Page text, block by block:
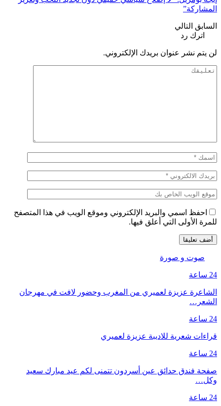
المشاركة”
السابق التالي
اترك رد
لن يتم نشر عنوان بريدك الإلكتروني.
احفظ اسمي والبريد الإلكتروني وموقع الويب في هذا المتصفح
للمرة الأولى التي أعلق فيها.
صوت و صورة
24 ساعة
الشاعرة عزيزة لعميري من المغرب وحضور لافت في مهرجان
الشعر…
24 ساعة
قراءات شعرية للاديبة عزيزة لعميري
24 ساعة
صفحة فندق حدائق عين أسردون تتمنى لكم عيد مبارك سعيد
وكل…
24 ساعة